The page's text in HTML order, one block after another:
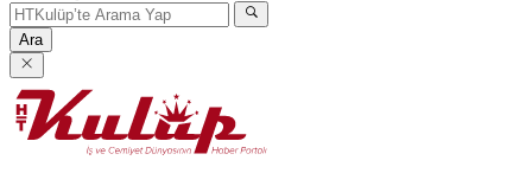
Ara